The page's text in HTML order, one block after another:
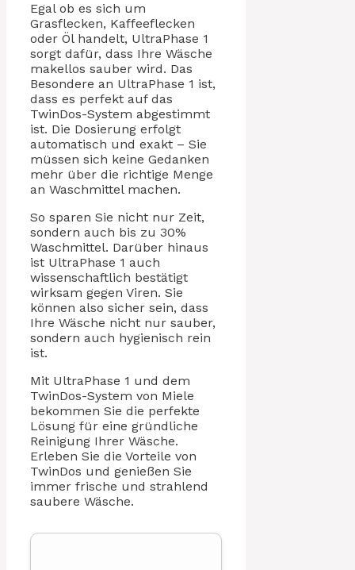
Egal ob es sich um
Grasflecken, Kaffeeflecken
oder Öl handelt, UltraPhase 1
sorgt dafür, dass Ihre Wäsche
makellos sauber wird. Das
Besondere an UltraPhase 1 ist,
dass es perfekt auf das
TwinDos-System abgestimmt
ist. Die Dosierung erfolgt
automatisch und exakt – Sie
müssen sich keine Gedanken
mehr über die richtige Menge
an Waschmittel machen.
So sparen Sie nicht nur Zeit,
sondern auch bis zu 30%
Waschmittel. Darüber hinaus
ist UltraPhase 1 auch
wissenschaftlich bestätigt
wirksam gegen Viren. Sie
können also sicher sein, dass
Ihre Wäsche nicht nur sauber,
sondern auch hygienisch rein
ist.
Mit UltraPhase 1 und dem
TwinDos-System von Miele
bekommen Sie die perfekte
Lösung für eine gründliche
Reinigung Ihrer Wäsche.
Erleben Sie die Vorteile von
TwinDos und genießen Sie
immer frische und strahlend
saubere Wäsche.